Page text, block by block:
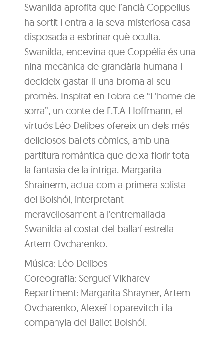
Swanilda aprofita que l’ancià Coppelius
ha sortit i entra a la seva misteriosa casa
disposada a esbrinar què oculta.
Swanilda, endevina que Coppélia és una
nina mecànica de grandària humana i
decideix gastar-li una broma al seu
promès. Inspirat en l’obra de “L’home de
sorra”, un conte de E.T.A Hoffmann, el
virtuós Léo Delibes ofereix un dels més
deliciosos ballets còmics, amb una
partitura romàntica que deixa florir tota
la fantasia de la intriga. Margarita
Shrainerm, actua com a primera solista
del Bolshói, interpretant
meravellosament a l’entremaliada
Swanilda al costat del ballarí estrella
Artem Ovcharenko.
Música: Léo Delibes
Coreografia: Sergueï Vikharev
Repartiment: Margarita Shrayner, Artem
Ovcharenko, Alexeï Loparevitch i la
companyia del Ballet Bolshói.